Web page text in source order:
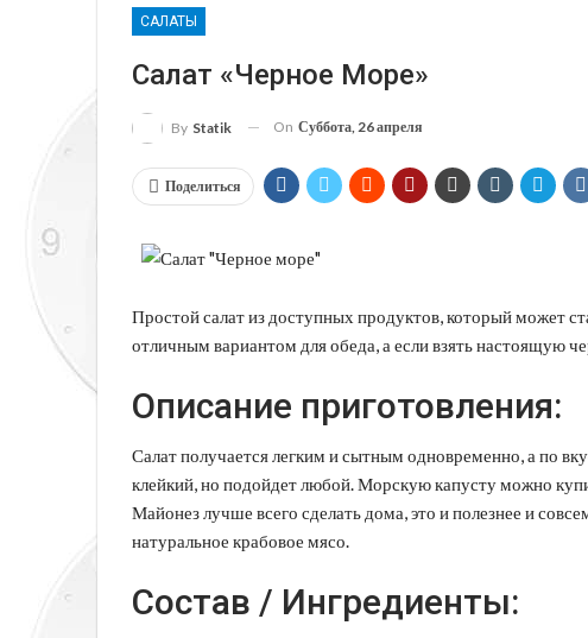
САЛАТЫ
Салат «Черное Море»
By Statik On Суббота, 26 апреля
Поделиться
Простой салат из доступных продуктов, который может
отличным вариантом для обеда, а если взять настоящую
Описание приготовления:
Салат получается легким и сытным одновременно, а по
клейкий, но подойдет любой. Морскую капусту можно
Майонез лучше всего сделать дома, это и полезнее и
натуральное крабовое мясо.
Состав / Ингредиенты: